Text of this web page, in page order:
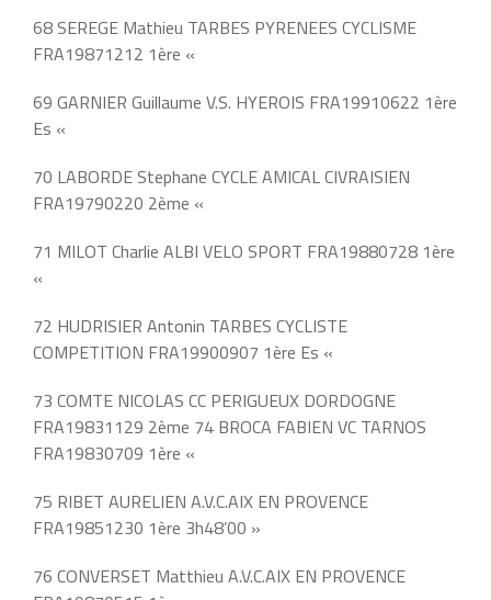
68 SEREGE Mathieu TARBES PYRENEES CYCLISME
FRA19871212 1ère «
69 GARNIER Guillaume V.S. HYEROIS FRA19910622 1ère
Es «
70 LABORDE Stephane CYCLE AMICAL CIVRAISIEN
FRA19790220 2ème «
71 MILOT Charlie ALBI VELO SPORT FRA19880728 1ère
«
72 HUDRISIER Antonin TARBES CYCLISTE
COMPETITION FRA19900907 1ère Es «
73 COMTE NICOLAS CC PERIGUEUX DORDOGNE
FRA19831129 2ème 74 BROCA FABIEN VC TARNOS
FRA19830709 1ère «
75 RIBET AURELIEN A.V.C.AIX EN PROVENCE
FRA19851230 1ère 3h48’00 »
76 CONVERSET Matthieu A.V.C.AIX EN PROVENCE